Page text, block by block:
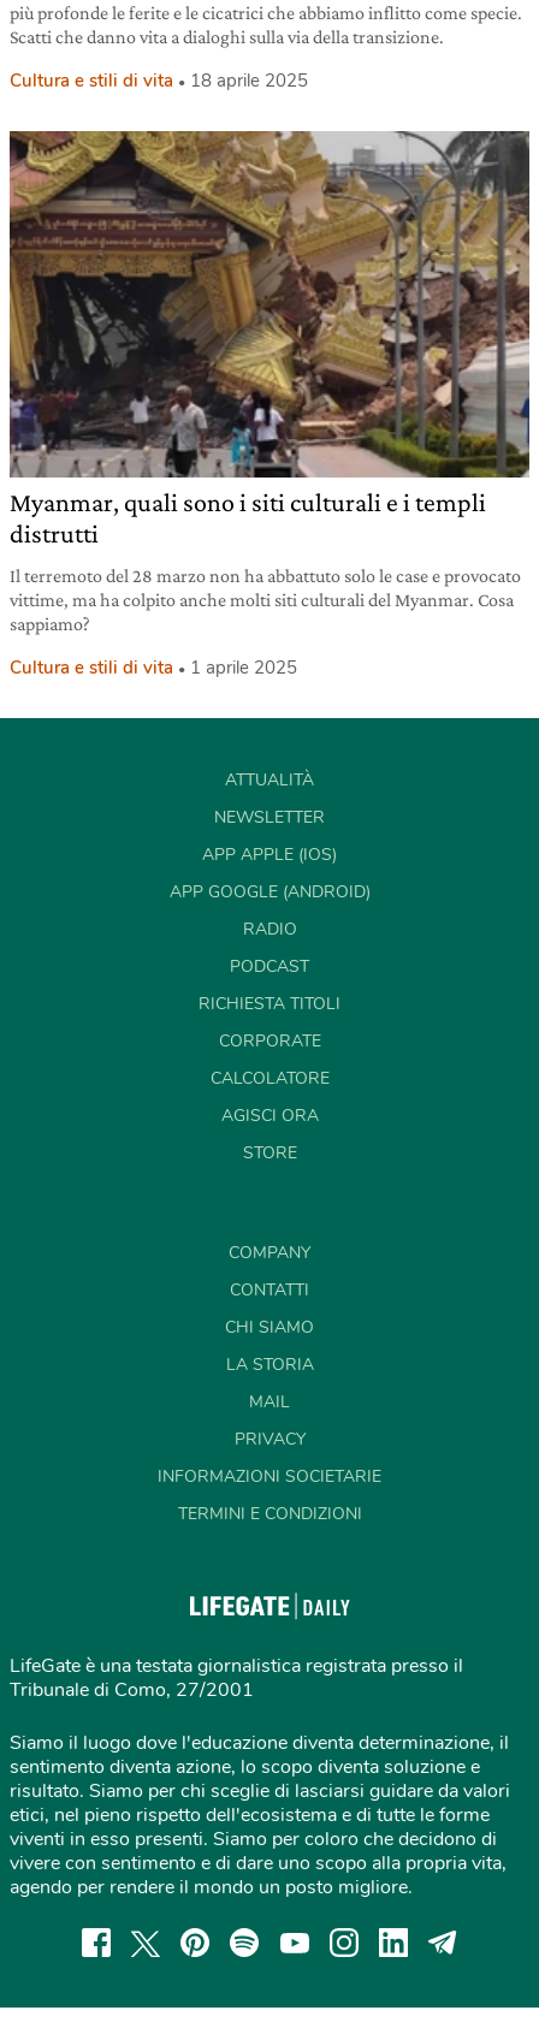
più profonde le ferite e le cicatrici che abbiamo inflitto come specie.
Scatti che danno vita a dialoghi sulla via della transizione.
Cultura e stili di vita 18 aprile 2025
Myanmar, quali sono i siti culturali e i templi
distrutti
Il terremoto del 28 marzo non ha abbattuto solo le case e provocato
vittime, ma ha colpito anche molti siti culturali del Myanmar. Cosa
sappiamo?
Cultura e stili di vita 1 aprile 2025
ATTUALITÀ
NEWSLETTER
APP APPLE (IOS)
APP GOOGLE (ANDROID)
RADIO
PODCAST
RICHIESTA TITOLI
CORPORATE
CALCOLATORE
AGISCI ORA
STORE
COMPANY
CONTATTI
CHI SIAMO
LA STORIA
MAIL
PRIVACY
INFORMAZIONI SOCIETARIE
TERMINI E CONDIZIONI
LifeGate è una testata giornalistica registrata presso il
Tribunale di Como, 27/2001
Siamo il luogo dove l'educazione diventa determinazione, il
sentimento diventa azione, lo scopo diventa soluzione e
risultato. Siamo per chi sceglie di lasciarsi guidare da valori
etici, nel pieno rispetto dell'ecosistema e di tutte le forme
viventi in esso presenti. Siamo per coloro che decidono di
vivere con sentimento e di dare uno scopo alla propria vita,
agendo per rendere il mondo un posto migliore.